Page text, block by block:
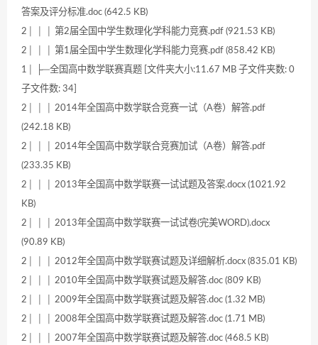
答案及评分标准.doc (642.5 KB)
2│ │ │ 第2届全国中学生数理化学科能力竞赛.pdf (921.53 KB)
2│ │ │ 第1届全国中学生数理化学科能力竞赛.pdf (858.42 KB)
1│ ├─全国高中数学联赛真题 [文件夹大小:11.67 MB 子文件夹数: 0
子文件数: 34]
2│ │ │ 2014年全国高中数学联合竞赛一试（A卷）解答.pdf
(242.18 KB)
2│ │ │ 2014年全国高中数学联合竞赛加试（A卷）解答.pdf
(233.35 KB)
2│ │ │ 2013年全国高中数学联赛一试试题及答案.docx (1021.92
KB)
2│ │ │ 2013年全国高中数学联赛一试试卷(完美WORD).docx
(90.89 KB)
2│ │ │ 2012年全国高中数学联赛试题及详细解析.docx (835.01 KB)
2│ │ │ 2010年全国高中数学联赛试题及解答.doc (809 KB)
2│ │ │ 2009年全国高中数学联赛试题及解答.doc (1.32 MB)
2│ │ │ 2008年全国高中数学联赛试题及解答.doc (1.71 MB)
2│ │ │ 2007年全国高中数学联赛试题及解答.doc (468.5 KB)